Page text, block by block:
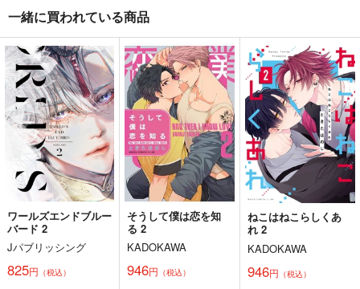
わりっ！！
愛ビームポインタ
660円（税込）
七ツ森実×マリィ
サンプル
作品詳細
かにびより
944円（税込）
佐伯瑛×主人公
サンプル
作品詳細
787円（税込）
七ツ森実×主人公
サンプル
作品詳細
一緒に買われている商品
ワールズエンドブルー
バード 2
Jパブリッシング
825円 （税込）
そうして僕は恋を知
る 2
KADOKAWA
946円 （税込）
ねこはねこらしくあ
れ 2
KADOKAWA
946円 （税込）